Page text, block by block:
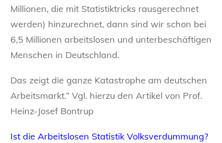
Millionen, die mit Statistiktricks rausgerechnet
werden) hinzurechnet, dann sind wir schon bei
6,5 Millionen arbeitslosen und unterbeschäftigen
Menschen in Deutschland.
Das zeigt die ganze Katastrophe am deutschen
Arbeitsmarkt.“ Vgl. hierzu den Artikel von Prof.
Heinz-Josef Bontrup
Ist die Arbeitslosen Statistik Volksverdummung?